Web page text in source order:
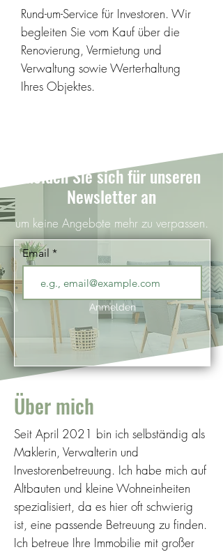
Rund-um-Service für Investoren. Wir
begleiten Sie vom Kauf über die
Renovierung, Vermietung und
Verwaltung sowie Werterhaltung
Ihres Objektes.
Melden Sie sich für unseren
Newsletter an
um keine Angebote mehr zu verpassen.
Email
Anmelden
Über mich
Seit April 2021 bin ich selbständig als
Maklerin, Verwalterin und
Investorenbetreuung. Ich habe mich auf
Altbauten und kleine Wohneinheiten
spezialisiert, da es hier oft schwierig
ist, eine passende Betreuung zu finden.
Ich betreue Ihre Immobilie mit großer